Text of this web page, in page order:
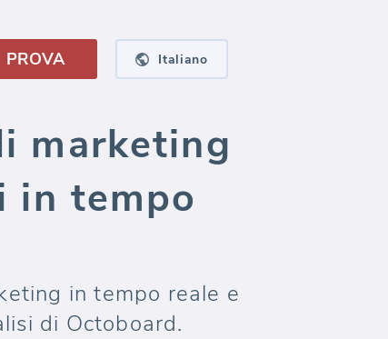
PROVA Italiano
marketing
in tempo
in tempo reale e
di Octoboard.